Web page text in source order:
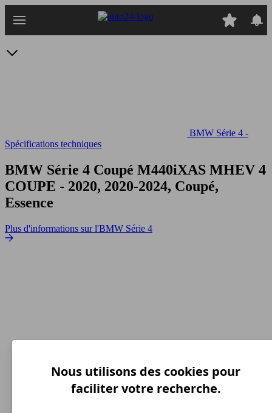
au
BMW Série 4 -
Spécifications techniques
BMW Série 4 Coupé M440iXAS MHEV 4
COUPE - 2020, 2020-2024, Coupé,
Essence
Plus d'informations sur l'BMW Série 4
Nous utilisons des cookies pour
faciliter votre recherche.